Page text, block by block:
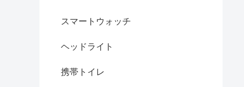
スマートウォッチ
ヘッドライト
携帯トイレ